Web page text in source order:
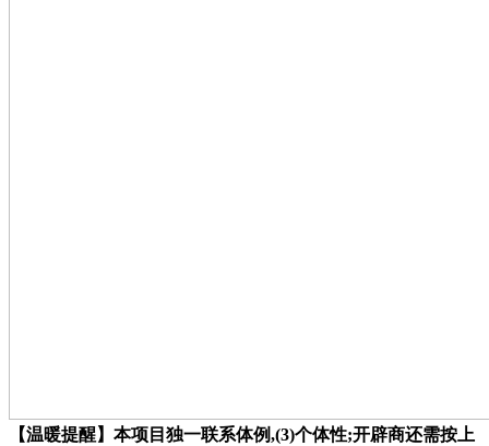
【温暖提醒】本项目独一联系体例,(3)个体性;开辟商还需按上